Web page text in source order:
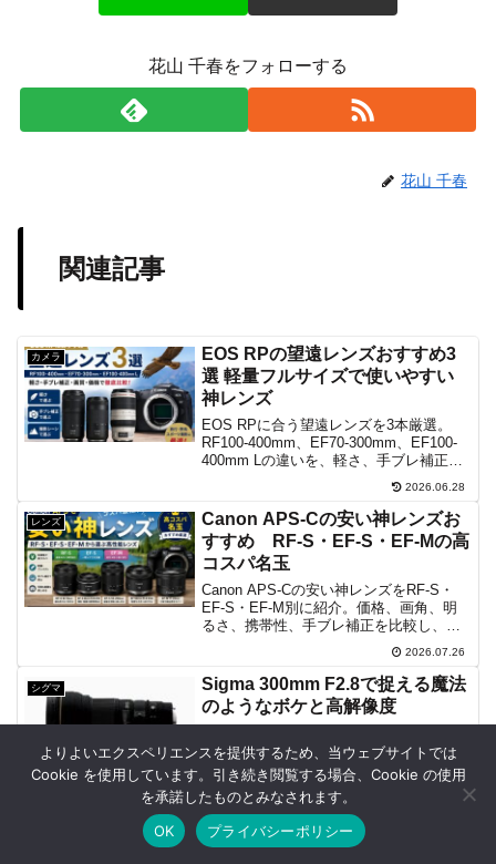
花山 千春をフォローする
花山 千春
関連記事
カメラ
EOS RPの望遠レンズおすすめ3
選 軽量フルサイズで使いやすい
神レンズ
EOS RPに合う望遠レンズを3本厳選。
RF100-400mm、EF70-300mm、EF100-
400mm Lの違いを、軽さ、手ブレ補正、
焦点距離、価格、撮影目的から分かりや
すく解説します。旅行、野鳥、スポーツ
撮影にも役立つ選び方です。
2026.06.28
レンズ
Canon APS-Cの安い神レンズお
すすめ RF-S・EF-S・EF-Mの高
コスパ名玉
Canon APS-Cの安い神レンズをRF-S・
EF-S・EF-M別に紹介。価格、画角、明
るさ、携帯性、手ブレ補正を比較し、風
景、人物、望遠、旅行、動画に合う高コ
スパな名玉と選び方を詳しく解説しま
す。対応ボディや35mm判換算も分かり
ます。
2026.07.26
シグマ
Sigma 300mm F2.8で捉える魔法
のようなボケと高解像度
は、遠距離撮影に最適な望遠レンズ。
F2.8の明るさと美しいボケ味、手ブレ補
正、ナノコーティングにより、スポーツ
や野生動物、ポートレート撮影でも高画
質を実現。防塵・防滴構造で過酷な環境
下でも信頼性を発揮します。
2024.11.03
RFマウントとEFマウントの違い
が作り出す驚きの写真世界
シェア 目次へ トップ
よりよいエクスペリエンスを提供するため、当ウェブサイトでは
Cookie を使用しています。引き続き閲覧する場合、Cookie の使用
を承諾したものとみなされます。
OK
プライバシーポリシー